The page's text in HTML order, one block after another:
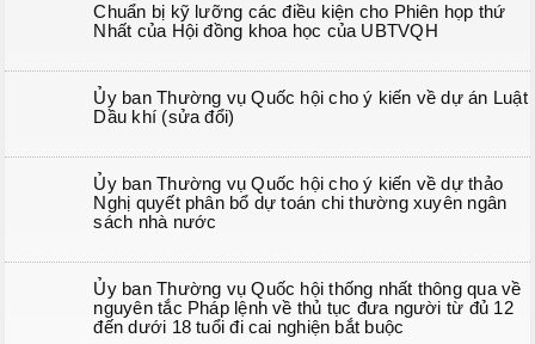
Chuẩn bị kỹ lưỡng các điều kiện cho Phiên họp thứ
Nhất của Hội đồng khoa học của UBTVQH
Ủy ban Thường vụ Quốc hội cho ý kiến về dự án Luật
Dầu khí (sửa đổi)
Ủy ban Thường vụ Quốc hội cho ý kiến về dự thảo
Nghị quyết phân bổ dự toán chi thường xuyên ngân
sách nhà nước
Ủy ban Thường vụ Quốc hội thống nhất thông qua về
nguyên tắc Pháp lệnh về thủ tục đưa người từ đủ 12
đến dưới 18 tuổi đi cai nghiện bắt buộc